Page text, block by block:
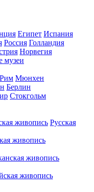
Египет Испания
Россия Голландия
Норвегия
музеи
Рим Мюнхен
Берлин
Стокгольм
живопись Русская
живопись
живопись
живопись